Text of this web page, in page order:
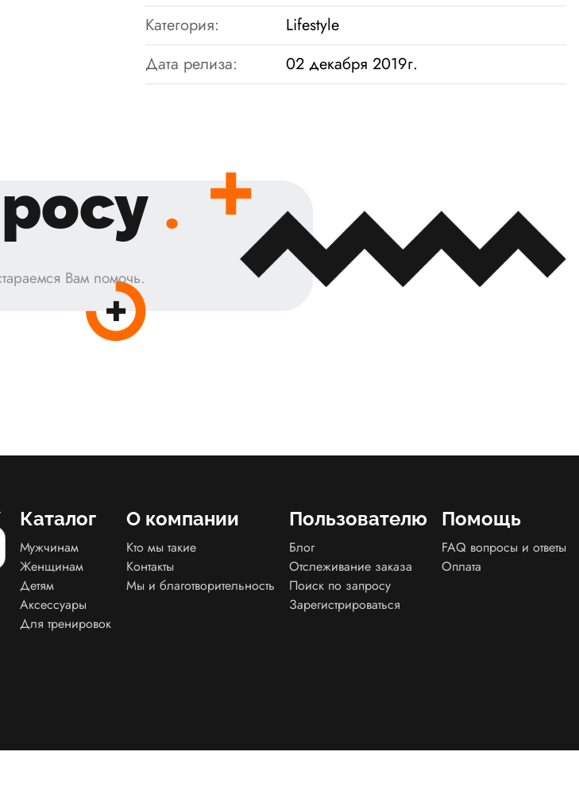
Категория:
Lifestyle
Дата релиза:
02 декабря 2019г.
.
Вам помочь.
Каталог
Мужчинам
Женщинам
Детям
Аксессуары
Для тренировок
О компании
Кто мы такие
Контакты
Мы и благотворительность
Пользователю
Блог
Отслеживание заказа
Поиск по запросу
Зарегистрироваться
Помощь
FAQ вопросы и ответы
Оплата